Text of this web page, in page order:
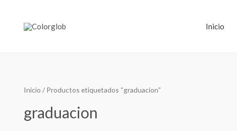
Inicio
Inicio / Productos etiquetados “graduacion”
graduacion